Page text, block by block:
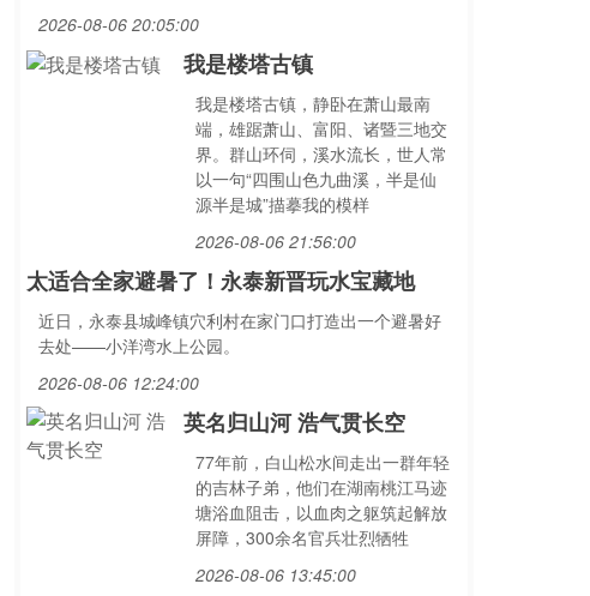
2026-08-06 20:05:00
我是楼塔古镇
我是楼塔古镇，静卧在萧山最南
端，雄踞萧山、富阳、诸暨三地交
界。群山环伺，溪水流长，世人常
以一句“四围山色九曲溪，半是仙
源半是城”描摹我的模样
2026-08-06 21:56:00
太适合全家避暑了！永泰新晋玩水宝藏地
近日，永泰县城峰镇穴利村在家门口打造出一个避暑好
去处——小洋湾水上公园。
2026-08-06 12:24:00
英名归山河 浩气贯长空
77年前，白山松水间走出一群年轻
的吉林子弟，他们在湖南桃江马迹
塘浴血阻击，以血肉之躯筑起解放
屏障，300余名官兵壮烈牺牲
2026-08-06 13:45:00